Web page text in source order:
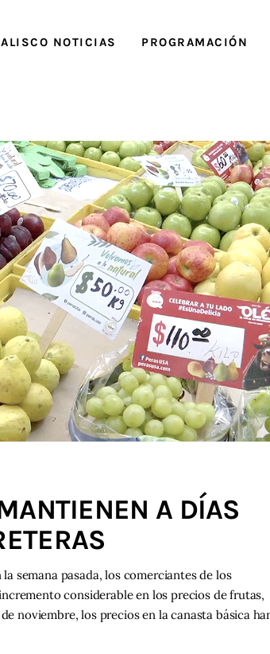
NOTICIAS PROGRAMACIÓN
A DÍAS
semana pasada, los comerciantes de los
considerable en los precios de frutas,
noviembre, los precios en la canasta básica